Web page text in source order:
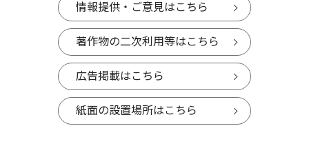
情報提供・ご意見はこちら
著作物の二次利用等はこちら
広告掲載はこちら
紙面の設置場所はこちら